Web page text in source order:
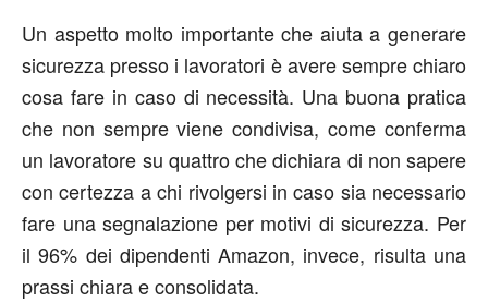
Un aspetto molto importante che aiuta a generare
sicurezza presso i lavoratori è avere sempre chiaro
cosa fare in caso di necessità. Una buona pratica
che non sempre viene condivisa, come conferma
un lavoratore su quattro che dichiara di non sapere
con certezza a chi rivolgersi in caso sia necessario
fare una segnalazione per motivi di sicurezza. Per
il 96% dei dipendenti Amazon, invece, risulta una
prassi chiara e consolidata.